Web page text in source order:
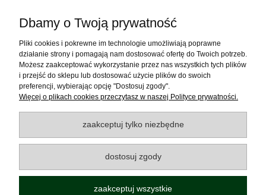
Pomoc
Moje konto
O nas
Polecamy odwiedzić
Dbamy o Twoją prywatność
Pliki cookies i pokrewne im technologie umożliwiają poprawne
działanie strony i pomagają nam dostosować ofertę do Twoich potrzeb.
Możesz zaakceptować wykorzystanie przez nas wszystkich tych plików
i przejść do sklepu lub dostosować użycie plików do swoich
preferencji, wybierając opcję "Dostosuj zgody".
Więcej o plikach cookies przeczytasz w naszej Polityce prywatności.
zaakceptuj tylko niezbędne
dostosuj zgody
zaakceptuj wszystkie